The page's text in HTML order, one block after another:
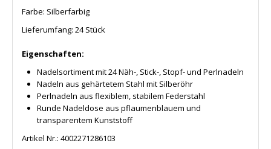
Farbe: Silberfarbig
Lieferumfang: 24 Stück
Eigenschaften:
Nadelsortiment mit 24 Näh-, Stick-, Stopf- und Perlnadeln
Nadeln aus gehärtetem Stahl mit Silberöhr
Perlnadeln aus flexiblem, stabilem Federstahl
Runde Nadeldose aus pflaumenblauem und
transparentem Kunststoff
Artikel Nr.: 4002271286103